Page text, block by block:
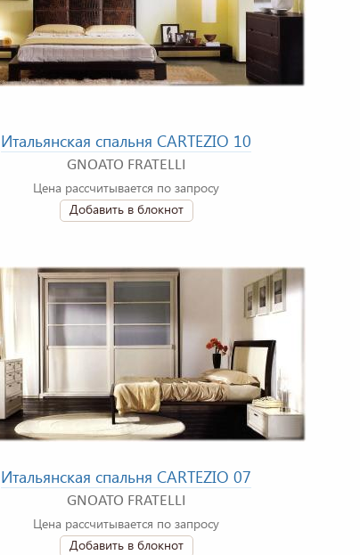
Итальянская спальня CARTEZIO 10
GNOATO FRATELLI
Цена рассчитывается по запросу
Добавить в блокнот
Итальянская спальня CARTEZIO 07
GNOATO FRATELLI
Цена рассчитывается по запросу
Добавить в блокнот